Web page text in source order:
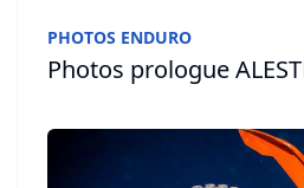
PHOTOS ENDURO
Photos prologue